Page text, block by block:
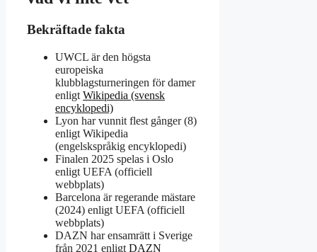
Bekräftade fakta
UWCL är den högsta
europeiska
klubblagsturneringen för damer
enligt Wikipedia (svensk
encyklopedi)
Lyon har vunnit flest gånger (8)
enligt Wikipedia
(engelskspråkig encyklopedi)
Finalen 2025 spelas i Oslo
enligt UEFA (officiell
webbplats)
Barcelona är regerande mästare
(2024) enligt UEFA (officiell
webbplats)
DAZN har ensamrätt i Sverige
från 2021 enligt DAZN